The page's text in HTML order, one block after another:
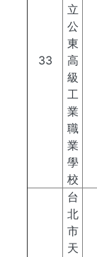
33
立
公
東
高
級
工
業
職
業
學
校
台
北
市
天